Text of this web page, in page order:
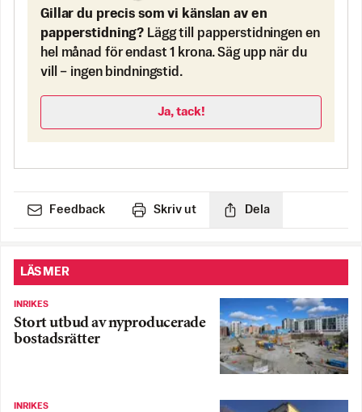
Gillar du precis som vi känslan av en
papperstidning? Lägg till papperstidningen en
hel månad för endast 1 krona. Säg upp när du
vill – ingen bindningstid.
Ja, tack!
Feedback Skriv ut Dela
LÄS MER
INRIKES
Stort utbud av nyproducerade
bostadsrätter
INRIKES